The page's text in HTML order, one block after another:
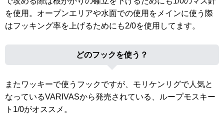
を使用。オープンエリアや水面での使用をメインに使う際
はフッキング率を上げるためにも2/0を使用してます。
どのフックを使う？
またワッキーで使うフックですが、モリケンリグで人気と
なっているVARIVASから発売されている、ループモスキー
ト1/0がオススメ。